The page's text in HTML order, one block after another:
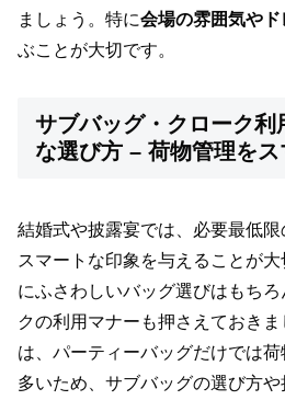
ましょう。特に会場の雰囲気やド
ぶことが大切です。
サブバッグ・クローク利
な選び方 – 荷物管理をス
結婚式や披露宴では、必要最低限
スマートな印象を与えることが
にふさわしいバッグ選びはもち
クの利用マナーも押さえておき
は、パーティーバッグだけでは
多いため、サブバッグの選び方